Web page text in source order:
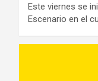
Este viernes se
Escenario en el